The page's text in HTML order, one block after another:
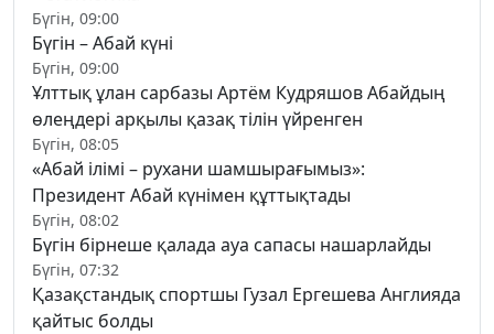
Бүгін, 09:00
Бүгін – Абай күні
Бүгін, 09:00
Ұлттық ұлан сарбазы Артём Кудряшов Абайдың
өлеңдері арқылы қазақ тілін үйренген
Бүгін, 08:05
«Абай ілімі – рухани шамшырағымыз»:
Президент Абай күнімен құттықтады
Бүгін, 08:02
Бүгін бірнеше қалада ауа сапасы нашарлайды
Бүгін, 07:32
Қазақстандық спортшы Гузал Ергешева Англияда
қайтыс болды